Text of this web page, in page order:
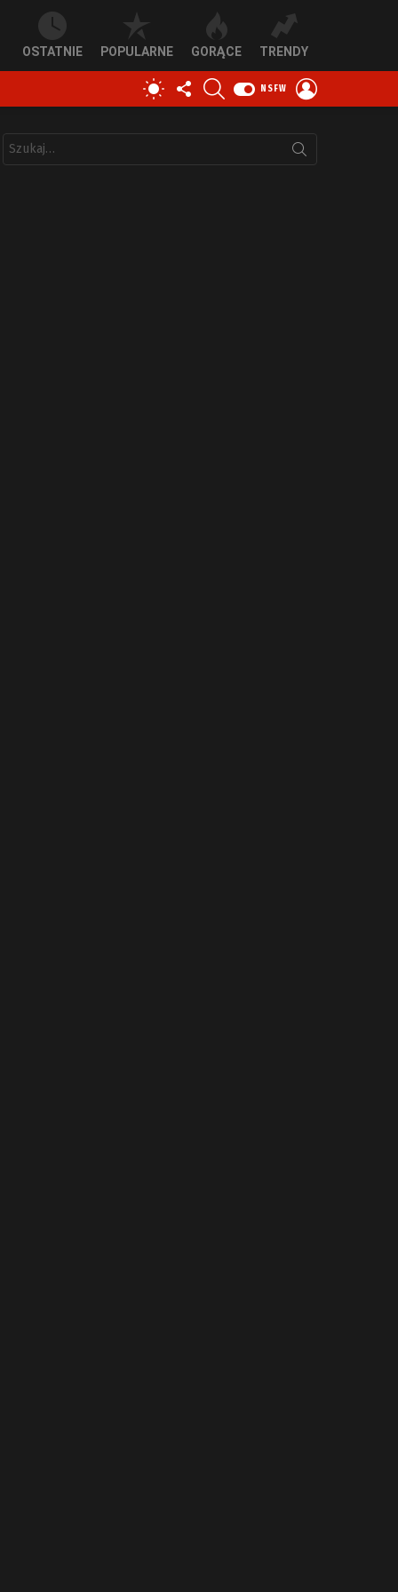
OSTATNIE POPULARNE GORĄCE TRENDY
PRZEŁĄCZ
SKÓRKĘ
OBSERWUJ
NAS
NSFW